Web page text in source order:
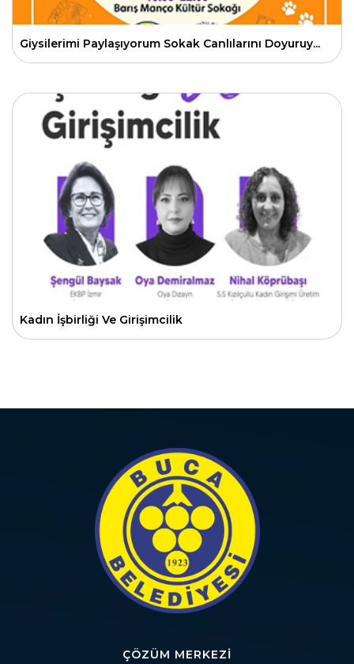
Giysilerimi Paylaşıyorum Sokak Canlılarını Doyuruy...
Kadın İşbirliği Ve Girişimcilik
ÇÖZÜM MERKEZI